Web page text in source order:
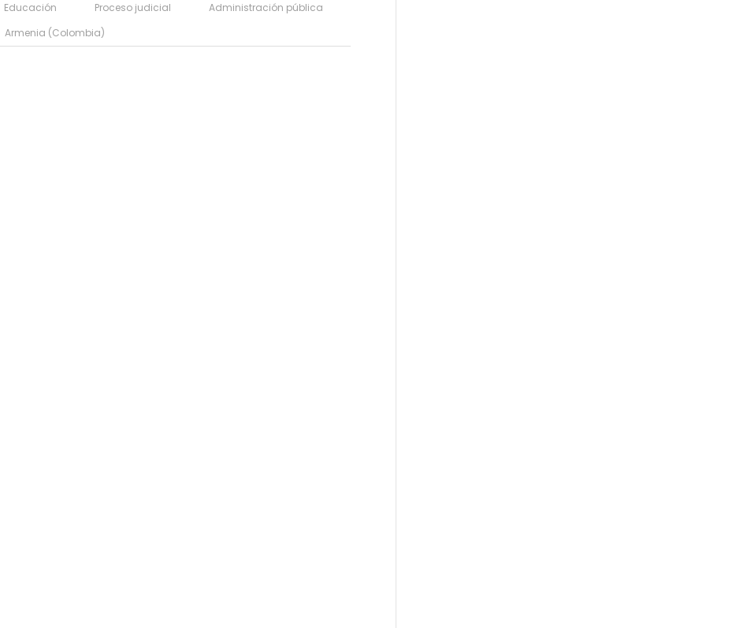
Educación Proceso judicial
Administración pública
Armenia (Colombia)